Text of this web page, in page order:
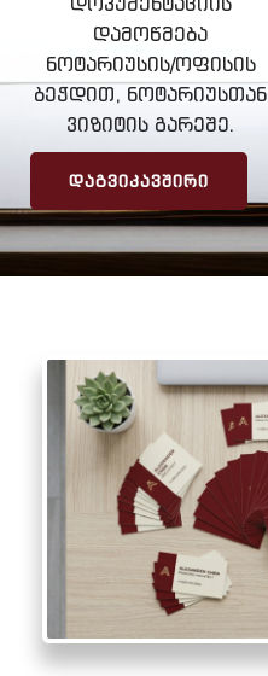
დამოწმება
ნოტარიუსის/ოფისის
ბეჭდით, ნოტარიუსთან
ვიზიტის გარეშე.
ᲓᲐᲒᲕᲘᲙᲐᲕᲨᲘᲠᲘ